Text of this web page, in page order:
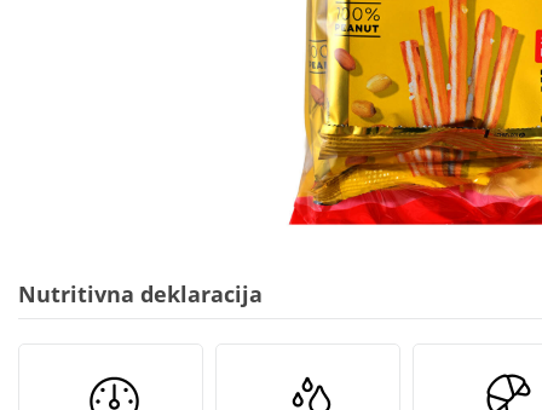
Nutritivna deklaracija